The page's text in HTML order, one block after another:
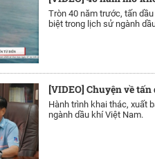
Tròn 40 năm trước, tấn
biệt trong lịch sử ngành
[VIDEO] Chuyện về
Hành trình khai thác, xuất
ngành dầu khí Việt Nam.